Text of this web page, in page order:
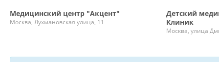
Медицинский центр "Акцент"
Москва, Лухмановская улица, 11
Детский
Клиник
Москва, улица